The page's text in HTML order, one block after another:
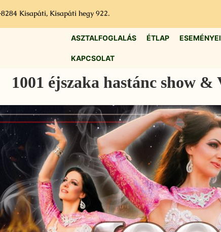
8284 Kisapáti, Kisapáti hegy 922.
ASZTALFOGLALÁS ÉTLAP
KAPCSOLAT
1001 éjszaka hastánc show